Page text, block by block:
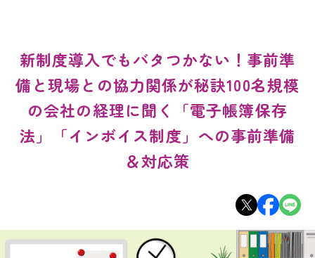
新制度導入でもバタつかない！事前準
備と現場との協力関係が秘訣100名規模
の会社の経理に聞く「電子帳簿保存
法」「インボイス制度」への事前準備
＆対応策